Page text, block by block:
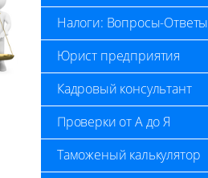
Налоги: Вопросы-Ответы
Юрист предприятия
Кадровый консультант
Проверки от А до Я
Таможеный калькулятор